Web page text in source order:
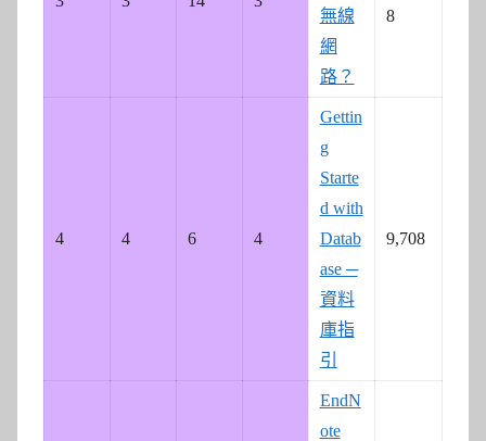
無線
網
路？
8
4 4 6 4
Gettin
g
Starte
d with
Datab
ase ─
資料
庫指
引
9,708
EndN
ote